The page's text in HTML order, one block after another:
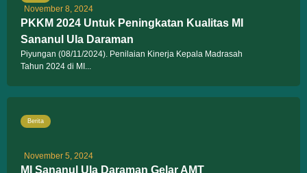
November 8, 2024
PKKM 2024 Untuk Peningkatan Kualitas MI
Sananul Ula Daraman
Piyungan (08/11/2024). Penilaian Kinerja Kepala Madrasah
Tahun 2024 di MI...
Berita
November 5, 2024
MI Sananul Ula Daraman Gelar AMT